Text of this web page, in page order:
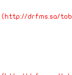
(http://drfms.sa/